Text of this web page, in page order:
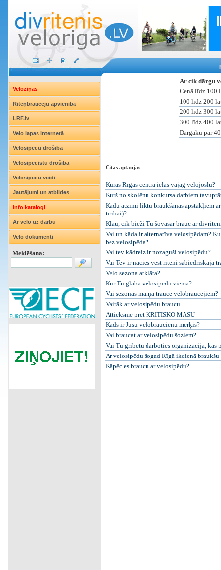
Veloziņas
Riteņbraucēju apvienība
LRF.lv
Velo lapas internetā
Velosipēdu drošība
Velosipēdistu drošība
Velosipēdu veidi
Jautājumi un atbildes
Info katalogi
Ar velo uz darbu
Velo dokumenti
Meklēšana:
Ar cik dārgu
Cenā līdz 100
100 līdz 200
200 līdz 300
300 līdz 400
Dārgāku par
Citas aptaujas
Kurās Rīgas centra ielās vajag velojoslu?
Kurš no skolēnu konkursa darbiem
Kādu atzīmi liktu braukšanas apstākļiem
tīrībai)?
Klau, cik bieži Tu šovasar brauc ar
Vai un kāda ir alternatīva velosipēdam?
bez velosipēda?
Vai tev kādreiz ir nozaguši velosipēdu?
Vai Tev ir nācies vest riteni sabiedriskajā
Velo sezona atklāta?
Kur Tu glabā velosipēdu ziemā?
Vai sezonas maiņa traucē velobraucējiem?
Vairāk ar velosipēdu braucu
Attieksme pret KRITISKO MASU
Kāds ir Jūsu velobraucienu mērķis?
Vai braucat ar velosipēdu šoziem?
Vai Tu gribētu darboties organizācijā, kas
Ar velosipēdu šogad Rīgā ikdienā braukšu
Kāpēc es braucu ar velosipēdu?